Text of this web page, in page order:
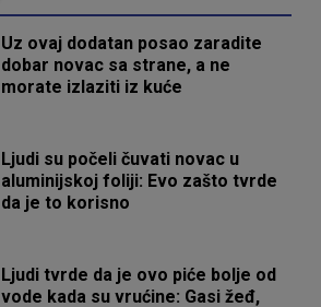
Uz ovaj dodatan posao zaradite
dobar novac sa strane, a ne
morate izlaziti iz kuće
Ljudi su počeli čuvati novac u
aluminijskoj foliji: Evo zašto tvrde
da je to korisno
Ljudi tvrde da je ovo piće bolje od
vode kada su vrućine: Gasi žeđ,